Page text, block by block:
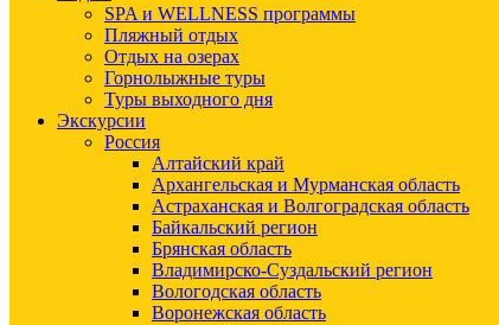
SPA и WELLNESS программы
Пляжный отдых
Отдых на озерах
Горнолыжные туры
Туры выходного дня
Экскурсии
Россия
Алтайский край
Архангельская и Мурманская область
Астраханская и Волгоградская область
Байкальский регион
Брянская область
Владимирско-Суздальский регион
Вологодская область
Воронежская область